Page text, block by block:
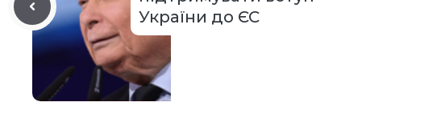
України до ЄС